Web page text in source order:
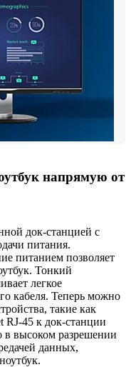
напрямую от
док-станцией с
питания.
питанием позволяет
Тонкий
легкое
кабеля. Теперь можно
такие как
RJ-45 к док-станции
в высоком разрешении
данных,